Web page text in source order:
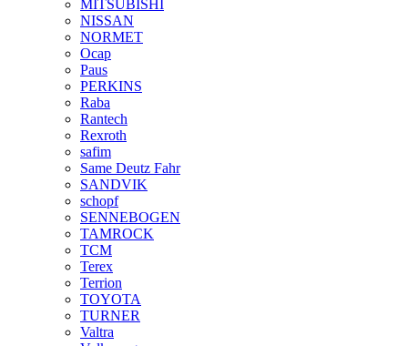
MITSUBISHI
NISSAN
NORMET
Ocap
Paus
PERKINS
Raba
Rantech
Rexroth
safim
Same Deutz Fahr
SANDVIK
schopf
SENNEBOGEN
TAMROCK
TCM
Terex
Terrion
TOYOTA
TURNER
Valtra